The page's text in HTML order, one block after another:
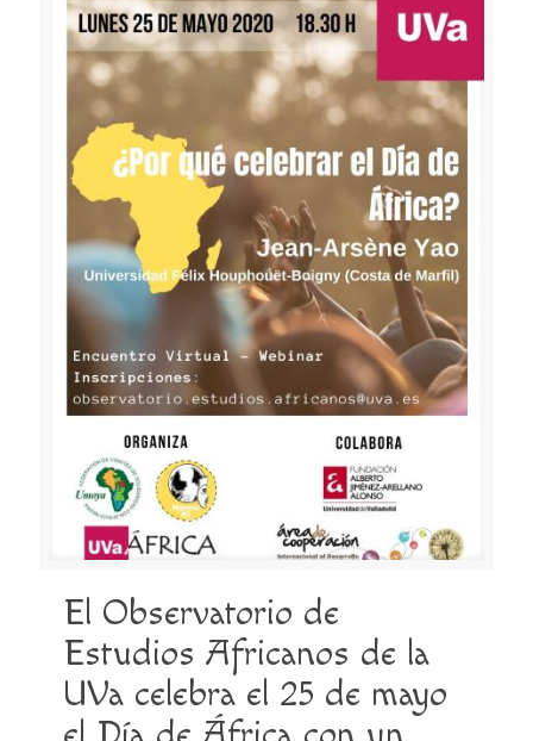
El Observatorio de
Estudios Africanos de la
UVa celebra el 25 de mayo